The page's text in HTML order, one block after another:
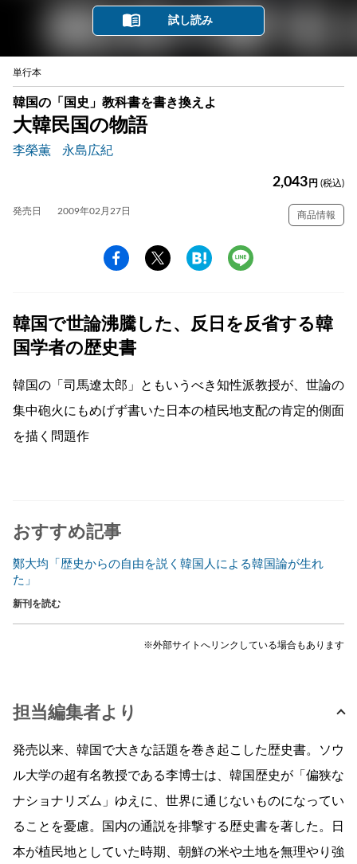
試し読み
単行本
韓国の「国史」教科書を書き換えよ
大韓民国の物語
李榮薫 永島広紀
2,043 円 (税込)
発売日 2009年02月27日 商品情報
韓国で世論沸騰した、反日を反省する韓
国学者の歴史書
韓国の「司馬遼太郎」ともいうべき知性派教授が、世論の
集中砲火にもめげず書いた日本の植民地支配の肯定的側面
を描く問題作
おすすめ記事
鄭大均「歴史からの自由を説く韓国人による韓国論が生れ
た」
新刊を読む
※外部サイトへリンクしている場合もあります
担当編集者より
発売以来、韓国で大きな話題を巻き起こした歴史書。ソウ
ル大学の超有名教授である李博士は、韓国歴史が「偏狭な
ナショナリズム」ゆえに、世界に通じないものになってい
ることを憂慮。国内の通説を排撃する歴史書を著した。日
本が植民地としていた時期、朝鮮の米や土地を無理やり強